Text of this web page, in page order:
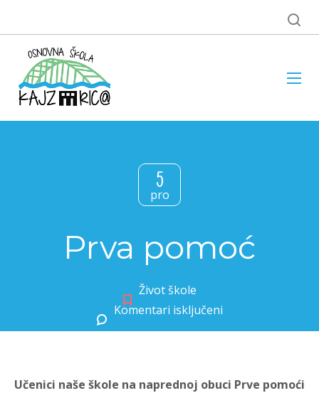
5
pro
Prva pomoć
Život škole
Komentari isključeni
Učenici naše škole na naprednoj obuci Prve pomoći